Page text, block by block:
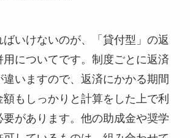
いけないのが、「貸付型」の返
についてです。制度ごとに返済
いますので、返済にかかる期間
もしっかりと計算をした上で利
要があります。他の助成金や奨学